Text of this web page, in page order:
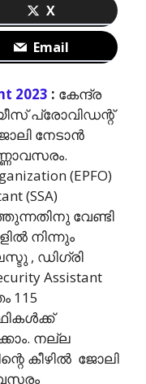
X
Email
2023 : കേന്ദ്ര
പ്രോവിഡന്റ്
നേടാന്‍
(EPFO)
(SSA)
വേണ്ടി
നിന്നും
, ഡിഗ്രി
Assistant
115
നല്ല
കീഴില്‍ ജോലി